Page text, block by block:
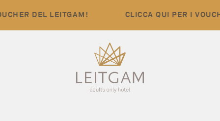
DEL LEITGAM! CLICCA QUI PER I VOUCHER